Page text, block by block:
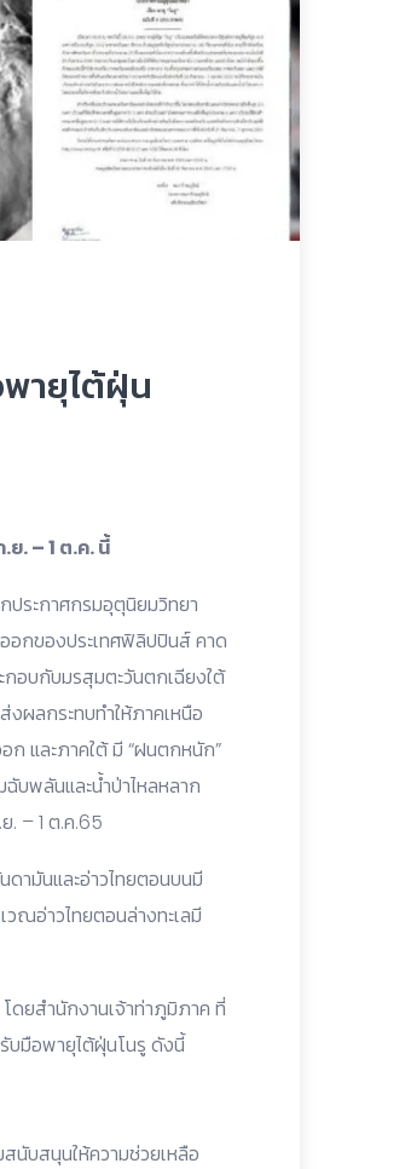
พายุไต้ฝุ่น
ย. – 1 ต.ค. นี้
ประกาศกรมอุตุนิยมวิทยา
อกของประเทศฟิลิปปินส์ คาด
กอบกับมรสุมตะวันตกเฉียงใต้
งผลกระทบทำให้ภาคเหนือ
และภาคใต้ มี “ฝนตกหนัก”
บพลันและน้ำป่าไหลหลาก
. – 1 ต.ค.65
ดามันและอ่าวไทยตอนบนมี
ณอ่าวไทยตอนล่างทะเลมี
ดยสำนักงานเจ้าท่าภูมิภาค ที่
บมือพายุไต้ฝุ่นโนรู ดังนี้
นับสนุนให้ความช่วยเหลือ